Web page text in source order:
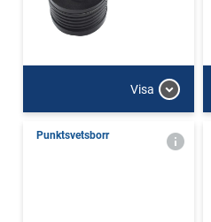
Visa
Punktsvetsborr